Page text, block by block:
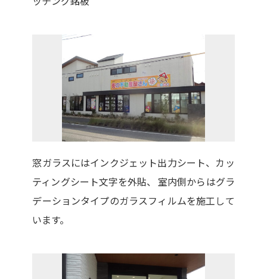
窓ガラスにはインクジェット出力シート、カッ
ティングシート文字を外貼、 室内側からはグラ
デーションタイプのガラスフィルムを施工して
います。